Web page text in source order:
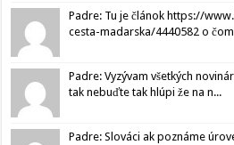
Padre: Tu je článok https://
cesta-madarska/4440582 o čom
Padre: Vyzývam všetkých
tak nebuďte tak hlúpi že na n...
Padre: Slováci ak poznáme